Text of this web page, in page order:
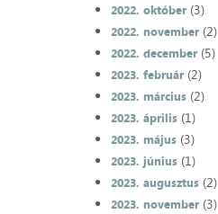
2022. október(3)
2022. november(2)
2022. december(5)
2023. február(2)
2023. március(2)
2023. április(1)
2023. május(3)
2023. június(1)
2023. augusztus(2)
2023. november(3)